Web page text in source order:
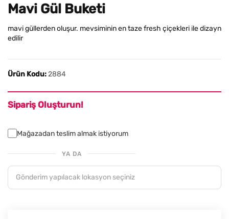
Mavi Gül Buketi
mavi güllerden oluşur. mevsiminin en taze fresh çiçekleri ile dizayn
edilir
Ürün Kodu:2884
Sipariş Oluşturun!
Mağazadan teslim almak istiyorum
YA DA